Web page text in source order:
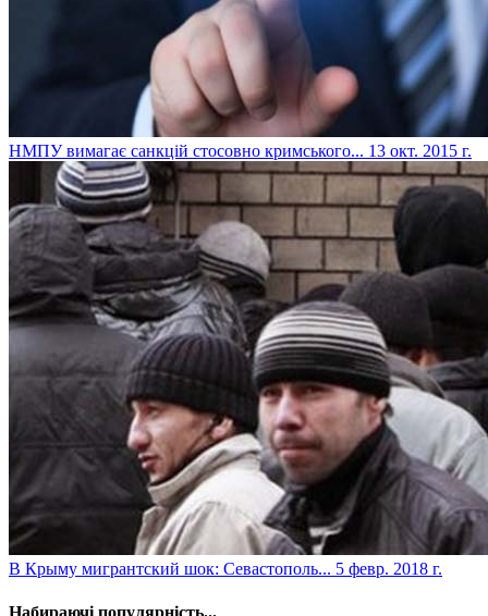
НМПУ вимагає санкцій стосовно кримського... 13 окт. 2015 г.
​В Крыму мигрантский шок: Севастополь... 5 февр. 2018 г.
Набираючі популярність...